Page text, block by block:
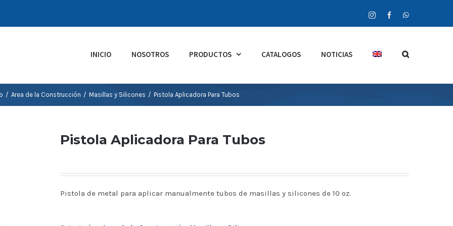
InstagramFacebookWhatsApp
INICIO NOSOTROS PRODUCTOS CATALOGOS NOTICIAS
/ Area de la Construcción / Masillas y Silicones / Pistola Aplicadora Para Tubos
Pistola Aplicadora Para Tubos
Pistola de metal para aplicar manualmente tubos de masillas y silicones de 10 oz.